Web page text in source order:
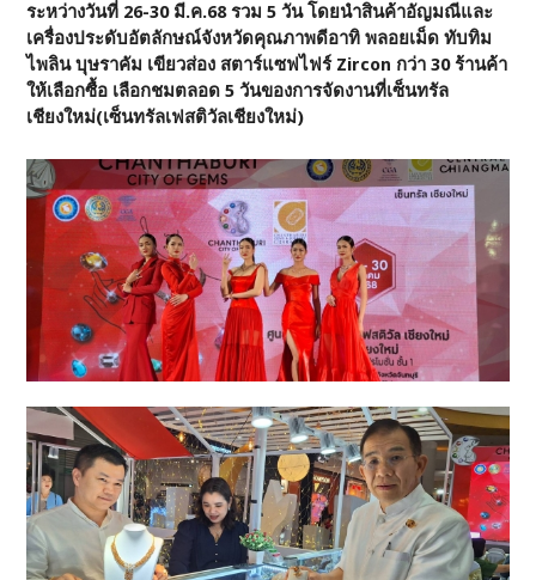
ระหว่างวันที่ 26-30 มี.ค.68 รวม 5 วัน โดยนำสินค้าอัญมณีและ
เครื่องประดับอัตลักษณ์จังหวัดคุณภาพดีอาทิพลอยเม็ด ทับทิม
ไพลิน บุษราคัม เขียวส่อง สตาร์แซฟไฟร์ Zircon กว่า 30 ร้านค้า
ให้เลือกซื้อ เลือกชมตลอด 5 วันของการจัดงานที่เซ็นทรัล
เชียงใหม่(เซ็นทรัลเฟสติวัลเชียงใหม่)